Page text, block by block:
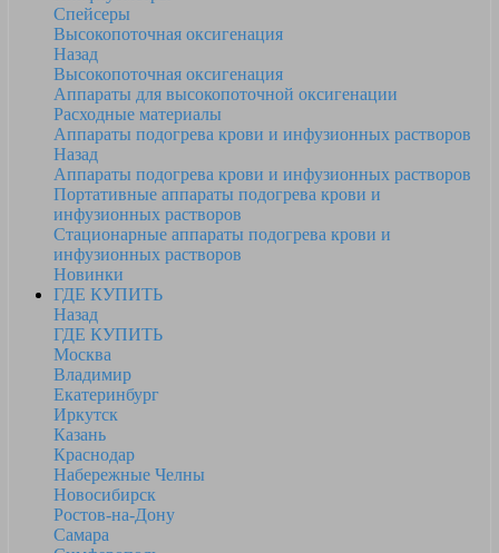
Спейсеры
Высокопоточная оксигенация
Назад
Высокопоточная оксигенация
Аппараты для высокопоточной оксигенации
Расходные материалы
Аппараты подогрева крови и инфузионных растворов
Назад
Аппараты подогрева крови и инфузионных растворов
Портативные аппараты подогрева крови и
инфузионных растворов
Стационарные аппараты подогрева крови и
инфузионных растворов
Новинки
ГДЕ КУПИТЬ
Назад
ГДЕ КУПИТЬ
Москва
Владимир
Екатеринбург
Иркутск
Казань
Краснодар
Набережные Челны
Новосибирск
Ростов-на-Дону
Самара